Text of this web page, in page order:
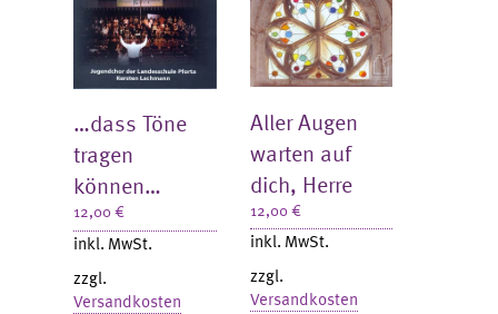
…dass Töne
tragen
können…
12,00€
inkl. MwSt.
zzgl.
Versandkosten
Aller Augen
warten auf
dich, Herre
12,00€
inkl. MwSt.
zzgl.
Versandkosten